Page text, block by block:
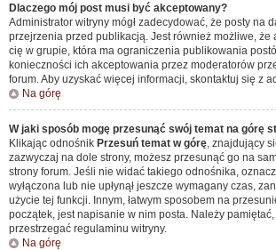
Dlaczego mój post musi być akceptowany?
Administrator witryny mógł zadecydować, że posty na
przejrzenia przed publikacją. Jest również możliwe, że
cię w grupie, która ma ograniczenia publikowania
konieczności ich akceptowania przez moderatorów
forum. Aby uzyskać więcej informacji, skontaktuj się z
Na górę
W jaki sposób mogę przesunąć swój temat na górę
Klikając odnośnik Przesuń temat w górę, znajdujący
zazwyczaj na dole strony, możesz przesunąć go na
strony forum. Jeśli nie widać takiego odnośnika,
wyłączona lub nie upłynął jeszcze wymagany czas,
użycie tej funkcji. Innym, łatwym sposobem na
początek, jest napisanie w nim posta. Należy
przestrzegać regulaminu witryny.
Na górę